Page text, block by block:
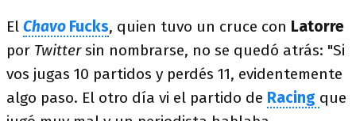
El Chavo Fucks, quien tuvo un cruce con Latorre
por Twittersin nombrarse, no se quedó atrás: "Si
vos jugas 10 partidos y perdés 11, evidentemente
algo paso. El otro día vi el partido de Racing que